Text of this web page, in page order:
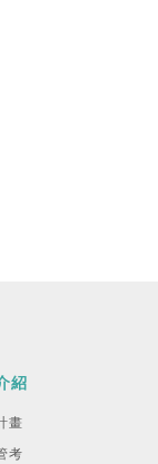
紹
畫
考